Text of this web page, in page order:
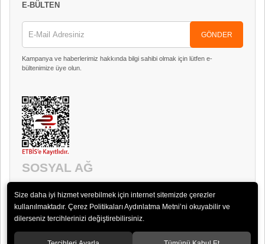
E-BÜLTEN
GÖNDER
Kampanya ve haberlerimiz hakkında bilgi sahibi olmak için lütfen e-
bültenimize üye olun.
SOSYAL AĞ
Size daha iyi hizmet verebilmek için internet sitemizde çerezler
kullanılmaktadır. Çerez Politikaları Aydınlatma Metni’ni okuyabilir ve
dilerseniz tercihlerinizi değiştirebilirsiniz.